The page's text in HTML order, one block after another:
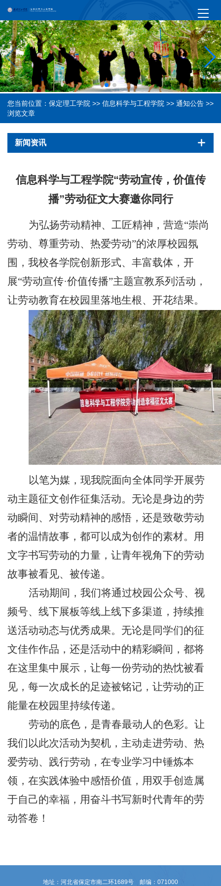
您当前位置： 保定理工学院 >> 信息科学与工程学院 >> 通知公告 >>
浏览文章
新闻资讯
信息科学与工程学院“劳动宣传，价值传
播”劳动征文大赛邀你同行
为弘扬劳动精神、工匠精神，营造“崇尚
劳动、尊重劳动、热爱劳动”的浓厚校园氛
围，我校各学院创新形式、丰富载体，开
展“劳动宣传·价值传播”主题宣教系列活动，
让劳动教育在校园里落地生根、开花结果。
以笔为媒， 现我院面向全体同学开展劳
动主题征文创作征集活动。无论是身边的劳
动瞬间、对劳动精神的感悟，还是致敬劳动
者的温情故事，都可以成为创作的素材。用
文字书写劳动的力量，让青年视角下的劳动
故事被看见、被传递。
活动期间，我们将通过校园公众号、视
频号、线下展板等线上线下多渠道，持续推
送活动动态与优秀成果。无论是同学们的征
文佳作作品，还是活动中的精彩瞬间，都将
在这里集中展示，让每一份劳动的热忱被看
见，每一次成长的足迹被铭记，让劳动的正
能量在校园里持续传递。
劳动的底色，是青春最动人的色彩。让
我们以此次活动为契机，主动走进劳动、热
爱劳动、践行劳动，在专业学习中锤炼本
领，在实践体验中感悟价值，用双手创造属
于自己的幸福，用奋斗书写新时代青年的劳
动答卷！
地址：河北省保定市南二环1689号 邮编：071000